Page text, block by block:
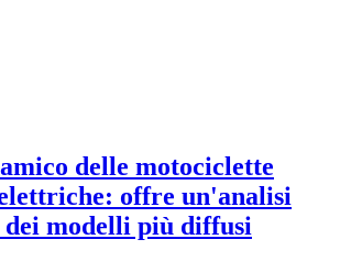
delle motociclette
offre un'analisi
modelli più diffusi